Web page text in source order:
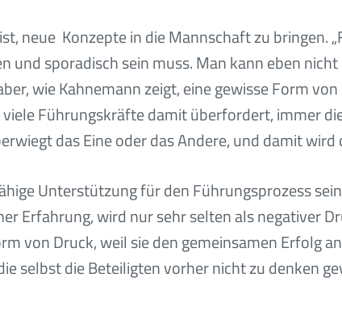
neue Konzepte in die Mannschaft zu bringen.
und sporadisch sein muss. Man kann eben
wie Kahnemann zeigt, eine gewisse Form
Führungskräfte damit überfordert, immer
das Eine oder das Andere, und damit
Unterstützung für den Führungsprozess
Erfahrung, wird nur sehr selten als negativer
von Druck, weil sie den gemeinsamen Erfolg
selbst die Beteiligten vorher nicht zu denken